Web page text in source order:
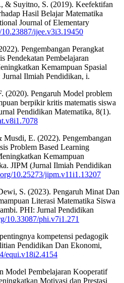
& Suyitno, S. (2019). Keefektifan
Hasil Belajar Matematika
Journal of Elementary
ijee.v3i3.19450
Pengembangan Perangkat
Pendekatan Pembelajaran
Kemampuan Spasial
Ilmiah Pendidikan, i.
(2020). Pengaruh Model problem
berpikir kritis matematis siswa
Pendidikan Matematika, 8(1).
E. (2022). Pengembangan
Problem Based Learning
Kemampuan
JIPM (Jurnal Ilmiah Pendidikan
10.25273/jipm.v11i1.13207
S. (2023). Pengaruh Minat Dan
Literasi Matematika Siswa
PHI: Jurnal Pendidikan
10.33087/phi.v7i1.271
kompetensi pedagogik
Pendidikan Dan Ekonomi,
equi.v18i2.4154
Model Pembelajaran Kooperatif
Motivasi dan Prestasi